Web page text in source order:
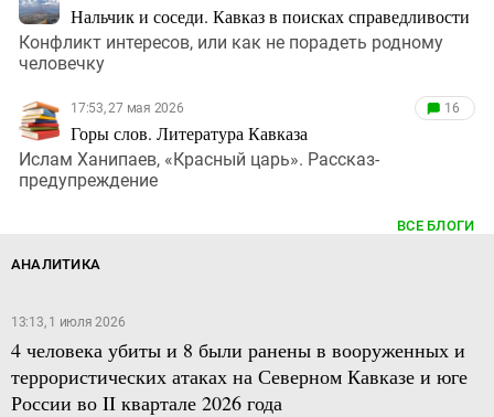
Нальчик и соседи. Кавказ в поисках справедливости
Конфликт интересов, или как не порадеть родному
человечку
17:53, 27 мая 2026
Горы слов. Литература Кавказа
16
Ислам Ханипаев, «Красный царь». Рассказ-
предупреждение
ВСЕ БЛОГИ
АНАЛИТИКА
13:13, 1 июля 2026
4 человека убиты и 8 были ранены в вооруженных и
террористических атаках на Северном Кавказе и юге
России во II квартале 2026 года